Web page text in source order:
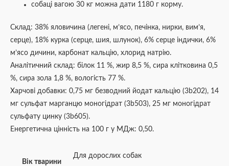
собаці вагою 30 кг можна дати 1180 г корму.
Склад: 38% яловичина (легені, м’ясо, печінка, нирки, вим’я,
серце), 18% курка (серце, шия, шлунок), 6% серце індички, 6%
м’ясо дичини, карбонат кальцію, хлорид натрію.
Аналітичний склад: білок 11 %, жир 8,5 %, сира клітковина 0,5
%, сира зола 1,8 %, вологість 77 %.
Харчові добавки: 0,75 мг безводний йодат кальцію (3b202), 14
мг сульфат марганцю моногідрат (3b503), 25 мг моногідрат
сульфату цинку (3b605).
Енергетична цінність на 100 г у МДж: 0,50.
Вік тварини
Для дорослих собак